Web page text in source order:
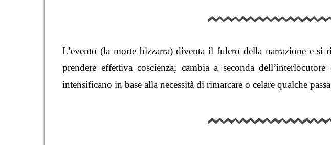
L’evento (la morte bizzarra) diventa il fulcro della narrazione e si
prendere effettiva coscienza; cambia a seconda
intensificano in base alla necessità di rimarcare o celare qualche